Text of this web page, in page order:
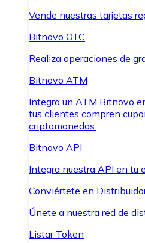
Vende nuestras tarjetas
Bitnovo OTC
Realiza operaciones de
Bitnovo ATM
Integra un ATM Bitnovo
tus clientes compren
criptomonedas.
Bitnovo API
Integra nuestra API en tu
Conviértete en
Únete a nuestra red de
Listar Token